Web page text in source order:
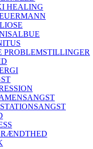
HEALING
PROBLEMSTILLINGER